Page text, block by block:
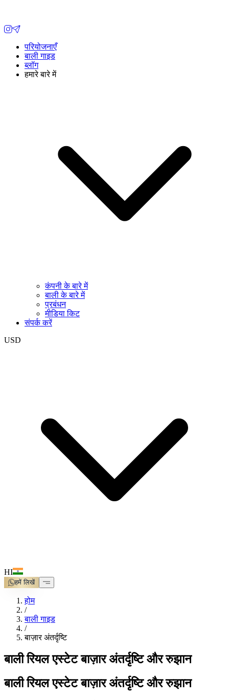
परियोजनाएँ
बाली गाइड
ब्लॉग
हमारे बारे में
कंपनी के बारे में
बाली के बारे में
प्रबंधन
मीडिया किट
संपर्क करें
USD
HI
हमें लिखें
होम
/
बाली गाइड
/
बाज़ार अंतर्दृष्टि
बाली रियल एस्टेट बाज़ार अंतर्दृष्टि और रुझान
बाली रियल एस्टेट बाज़ार अंतर्दृष्टि और रुझान